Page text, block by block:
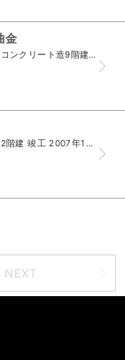
金
NEXT